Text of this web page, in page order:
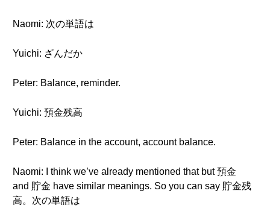
Naomi: 次の単語は
Yuichi: ざんだか
Peter: Balance, reminder.
Yuichi: 預金残高
Peter: Balance in the account, account balance.
Naomi: I think we’ve already mentioned that but 預金
and 貯金 have similar meanings. So you can say 貯金残
高。次の単語は